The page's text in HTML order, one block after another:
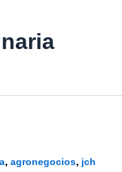
, agronegocios, jch